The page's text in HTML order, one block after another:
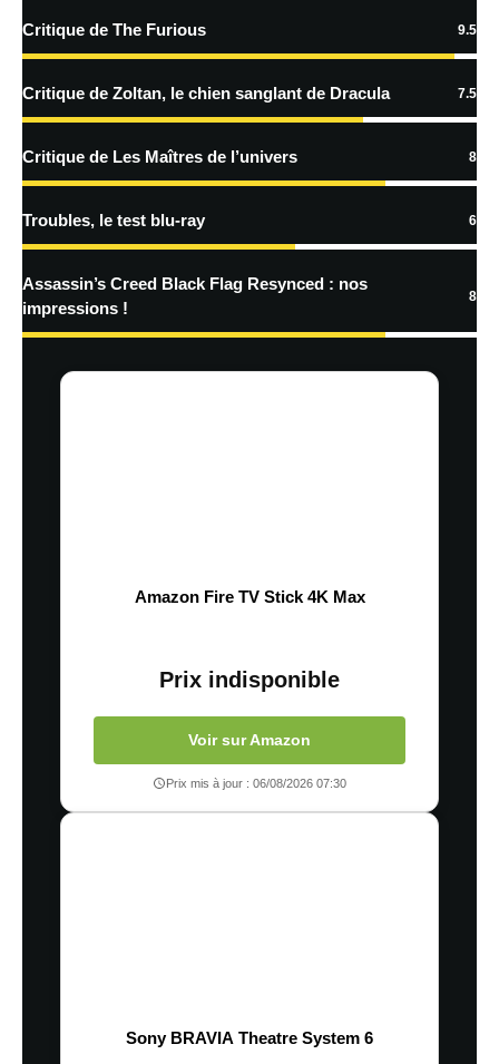
En savoir
traitées
Critique de The Furious 9.5
Critique de Zoltan, le chien sanglant de Dracula 7.5
Critique de Les Maîtres de l’univers 8
Troubles, le test blu-ray 6
Assassin’s Creed Black Flag Resynced : nos
impressions !
8
Amazon Fire TV Stick 4K Max
Prix indisponible
Voir sur Amazon
Prix mis à jour : 06/08/2026 07:30
Sony BRAVIA Theatre System 6